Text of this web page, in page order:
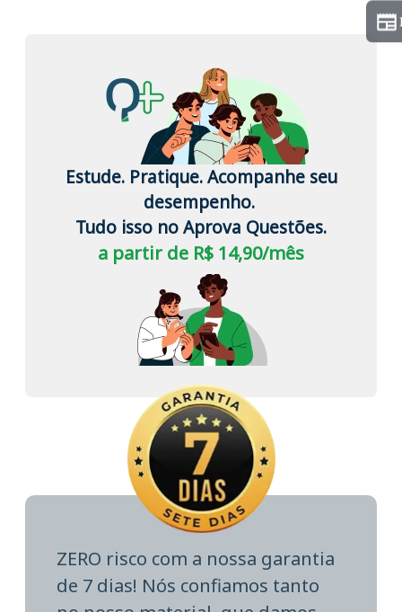
Estude. Pratique. Acompanhe seu
desempenho.
Tudo isso no Aprova Questões.
a partir de R$ 14,90/mês
ZERO risco com a nossa garantia
de 7 dias! Nós confiamos tanto